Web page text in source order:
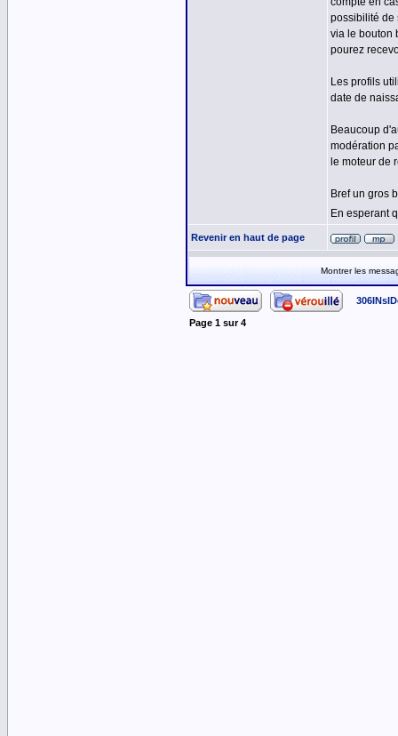
possibilité de
via le bouton
pourez
Les profils
date de
Beaucoup
modération
le moteur de
Bref un gros
En esperant
Revenir en haut de page
Montrer les
Page 1 sur4